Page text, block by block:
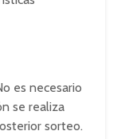
es necesario
se realiza
sorteo.